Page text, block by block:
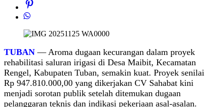
TUBAN — Aroma dugaan kecurangan dalam proyek
rehabilitasi saluran irigasi di Desa Maibit, Kecamatan
Rengel, Kabupaten Tuban, semakin kuat. Proyek senilai
Rp 947.810.000,00 yang dikerjakan CV Sahabat kini
menjadi sorotan publik setelah ditemukan dugaan
pelanggaran teknis dan indikasi pekerjaan asal-asalan.